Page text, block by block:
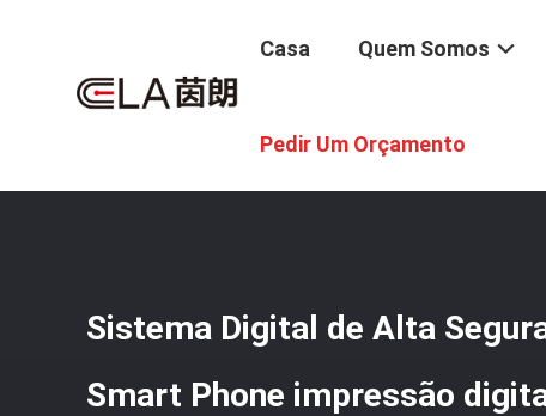
Casa Quem Somos
Pedir Um Orçamento
Sistema Digital de Alta
Smart Phone impressão